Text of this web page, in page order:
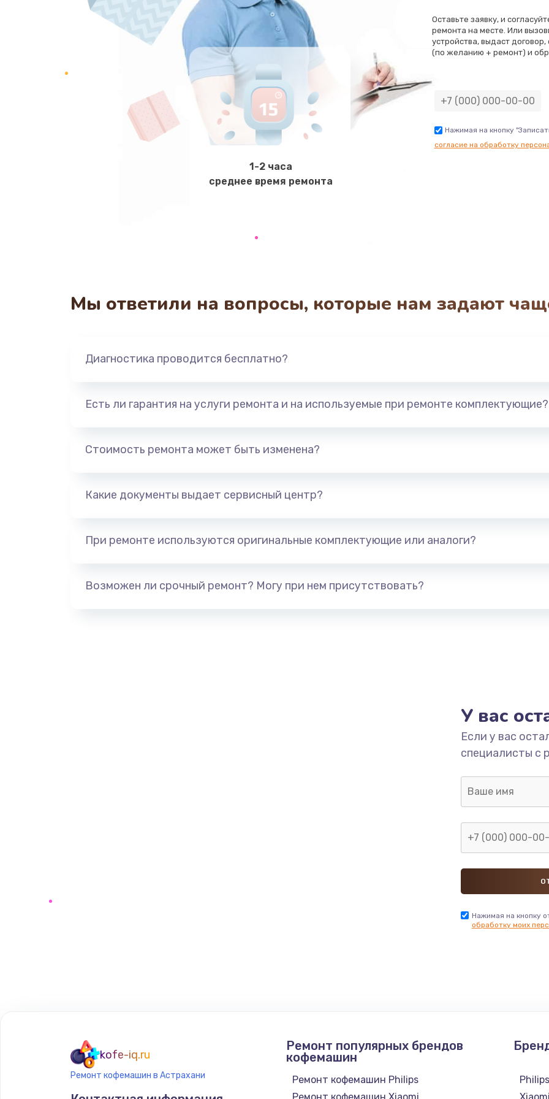
Ремонт клапана термоблока
Замена двигателя кофемолки 1500 руб.
Замена прокладок 1250 руб.
Замена мультиклапана
Ремонт двигателя кофемолки
Перепрошивка 3650 руб.
Полный ремонт заварочного блока 2850 руб.
Ремонт электромагнитного клапана
Ремонт электронного узла 3650 руб.
1-2 часа
среднее время ремонта
Оставьте заявку, и
ремонта на месте. Или
устройства, выдаст
(по желанию + ремонт) и
Нажимая на кнопку
согласие на обработку
Мы ответили на вопросы, которые нам задают
Диагностика проводится бесплатно?
Есть ли гарантия на услуги ремонта и на используемые при ремонте комплектующие?
Стоимость ремонта может быть изменена?
Какие документы выдает сервисный центр?
При ремонте используются оригинальные комплектующие или аналоги?
Возможен ли срочный ремонт? Могу при нем присутствовать?
У вас
Если у вас
специалисты с
Нажимая на кнопку
обработку моих
kofe-iq.ru
Ремонт кофемашин в Астрахани
Ремонт популярных брендов
кофемашин
Ремонт кофемашин Philips
Philips